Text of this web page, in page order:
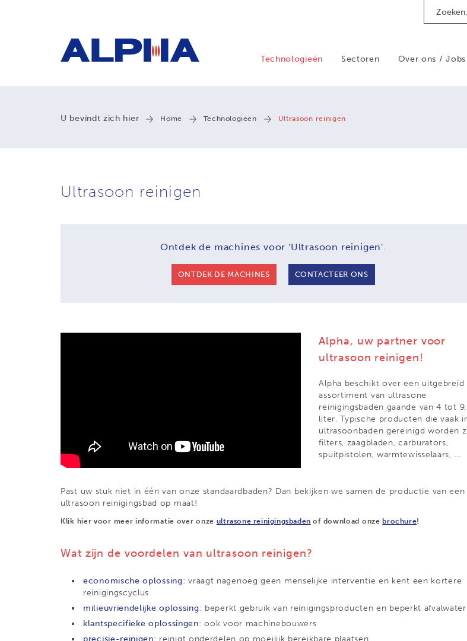
Technologieën Sectoren Over ons / Jobs
U bevindt zich hier Home Technologieën Ultrasoon reinigen
Ultrasoon reinigen
Ontdek de machines voor 'Ultrasoon reinigen'.
ONTDEK DE MACHINES CONTACTEER ONS
Alpha, uw partner voor
ultrasoon reinigen!
Alpha beschikt over een uitgebreid
assortiment van ultrasone
reinigingsbaden gaande van 4 tot
liter. Typische producten die vaak
ultrasoonbaden gereinigd worden
filters, zaagbladen, carburators,
spuitpistolen, warmtewisselaars, ...
Past uw stuk niet in één van onze standaardbaden? Dan bekijken we samen de productie van een
ultrasoon reinigingsbad op maat!
Klik hier voor meer informatie over onze ultrasone reinigingsbaden of download onzebrochure!
Wat zijn de voordelen van ultrasoon reinigen?
economische oplossing: vraagt nagenoeg geen menselijke interventie en kent een kortere
reinigingscyclus
milieuvriendelijke oplossing: beperkt gebruik van reinigingsproducten en beperkt afvalwater
klantspecifieke oplossingen: ook voor machinebouwers
precisie-reinigen: reinigt onderdelen op moeilijk bereikbare plaatsen